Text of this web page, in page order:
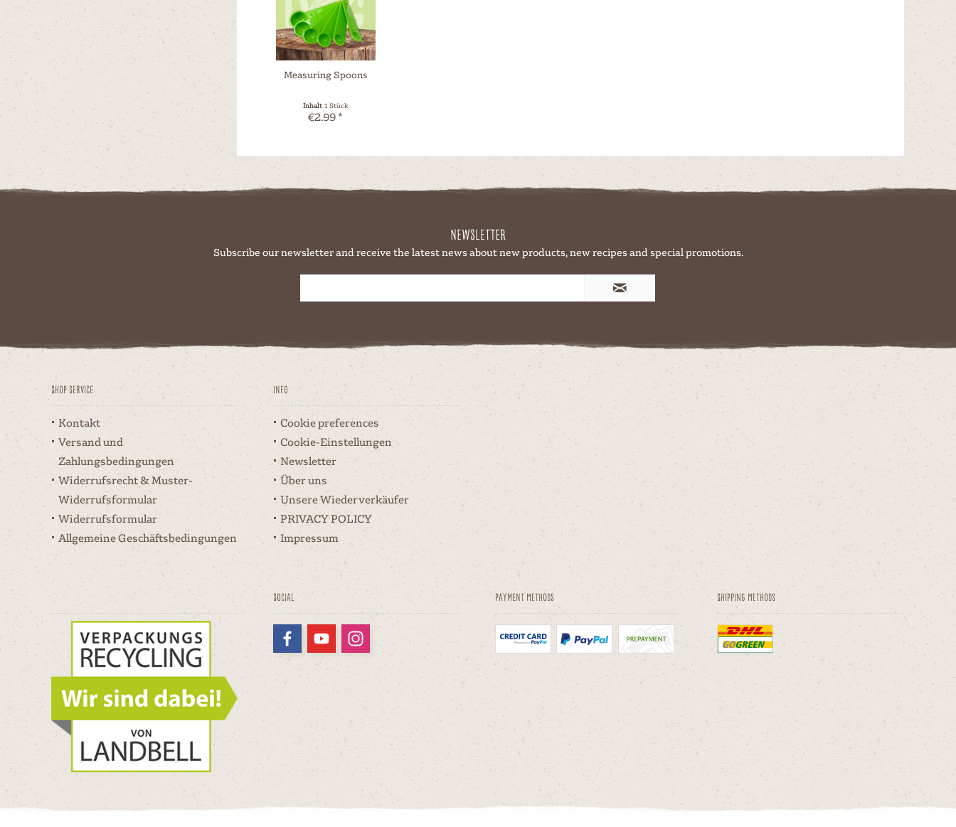
Measuring Spoons
Inhalt 1 Stück
€2.99 *
Newsletter
Subscribe our newsletter and receive the latest news about new products, new recipes and special promotions.
Shop Service
Kontakt
Versand und
Zahlungsbedingungen
Widerrufsrecht & Muster-
Widerrufsformular
Widerrufsformular
Allgemeine Geschäftsbedingungen
Info
Cookie preferences
Cookie-Einstellungen
Newsletter
Über uns
Unsere Wiederverkäufer
PRIVACY POLICY
Impressum
Social Payment methods Shipping methods